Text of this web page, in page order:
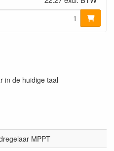
in de huidige taal
MPPT